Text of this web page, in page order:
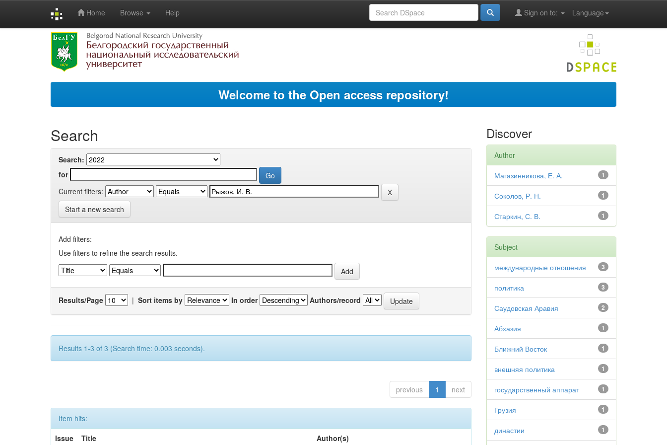
Home Browse Help Language
Sign on to:
Welcome to the Open access repository!
Search
Search:
for
Current filters:
Start a new search
Add filters:
Use filters to refine the search results.
Results/Page | Sort items by In order Authors/record
Results 1-3 of 3 (Search time: 0.003 seconds).
previous 1 next
Item hits:
Issue
Title Author(s)
Discover
Author
1
Магазинникова, Е. А.
1
Соколов, Р. Н.
1
Старкин, С. В.
Subject
3
международные отношения
3
политика
2
Саудовская Аравия
1
Абхазия
1
Ближний Восток
1
внешняя политика
1
государственный аппарат
1
Грузия
1
династии